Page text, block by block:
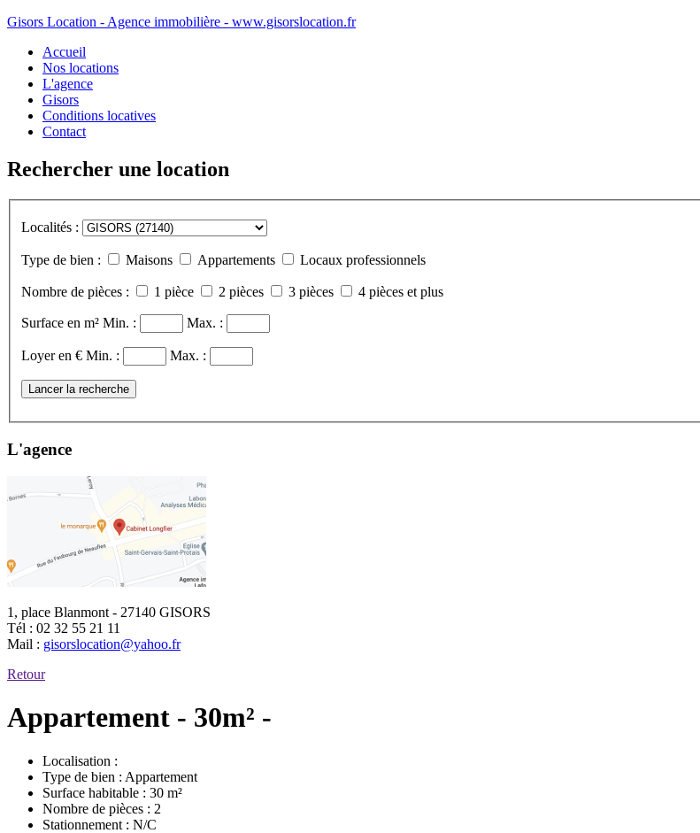
Gisors Location - Agence immobilière - www.gisorslocation.fr
Accueil
Nos locations
L'agence
Gisors
Conditions locatives
Contact
Rechercher une location
Localités :
Type de bien : Maisons Appartements Locaux professionnels
Nombre de pièces : 1 pièce 2 pièces 3 pièces 4 pièces et plus
Surface en m² Min. : Max. :
Loyer en € Min. : Max. :
Lancer la recherche
L'agence
1, place Blanmont - 27140 GISORS
Tél : 02 32 55 21 11
Mail : gisorslocation@yahoo.fr
Retour
Appartement - 30m² -
Localisation :
Type de bien : Appartement
Surface habitable : 30 m²
Nombre de pièces : 2
Stationnement : N/C